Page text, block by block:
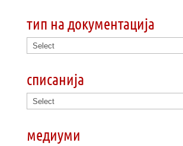
тип на документација
списанија
медиуми